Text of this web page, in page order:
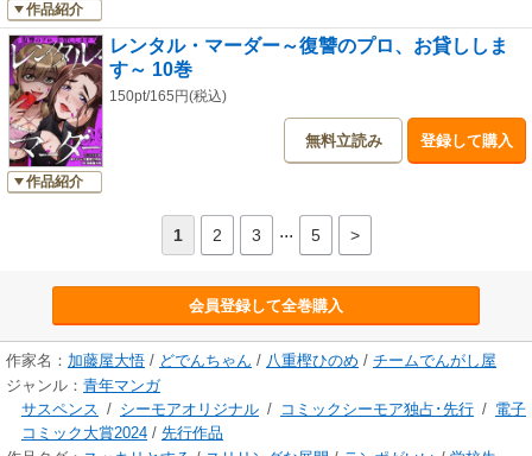
作品紹介
作品紹介
レンタル・マーダー～復讐のプロ、お貸ししま
す～ 10巻
150pt/165円(税込)
無料立読み 登録して購入
1 2 3 ... 5 >
会員登録して全巻購入
作家名： 加藤屋大悟 / どでんちゃん / 八重樫ひのめ / チームでんがし屋
ジャンル： 青年マンガ
サスペンス / シーモアオリジナル / コミックシーモア独占･先行 / 電子
コミック大賞2024 / 先行作品